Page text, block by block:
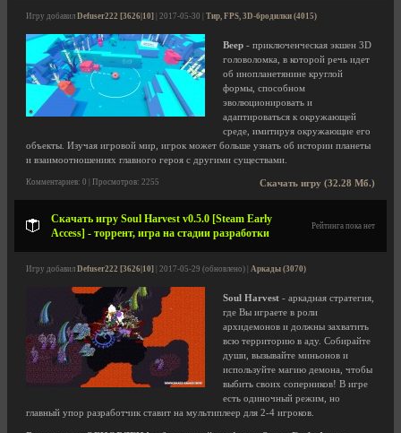
Игру добавил Defuser222 [3626|10] | 2017-05-30 | Тир, FPS, 3D-бродилки (4015)
Beep - приключенческая экшен 3D
головоломка, в которой речь идет
об инопланетянине круглой
формы, способном
эволюционировать и
адаптироваться к окружающей
среде, имитируя окружающие его
объекты. Изучая игровой мир, игрок может больше узнать об истории планеты
и взаимоотношениях главного героя с другими существами.
Скачать игру (32.28 Мб.)
Комментариев: 0 | Просмотров: 2255
Скачать игру Soul Harvest v0.5.0 [Steam Early
Access] - торрент, игра на стадии разработки
Рейтинга пока нет
Игру добавил Defuser222 [3626|10] | 2017-05-29 (обновлено) | Аркады (3070)
Soul Harvest - аркадная стратегия,
где Вы играете в роли
архидемонов и должны захватить
всю территорию в аду. Собирайте
души, вызывайте миньонов и
используйте магию демона, чтобы
выбить своих соперников! В игре
есть одиночный режим, но
главный упор разработчик ставит на мультиплеер для 2-4 игроков.